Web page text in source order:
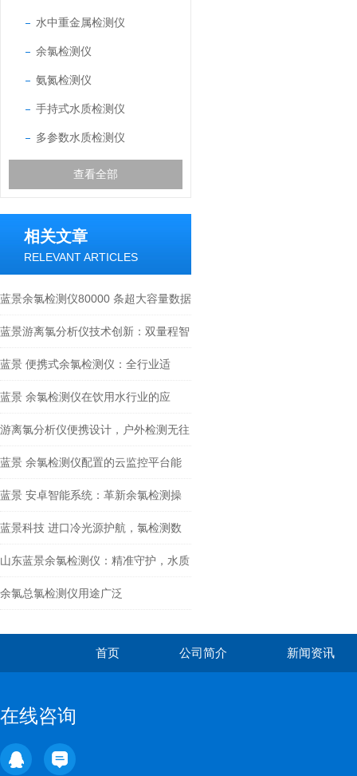
水中重金属检测仪
余氯检测仪
氨氮检测仪
手持式水质检测仪
多参数水质检测仪
查看全部
相关文章
RELEVANT ARTICLES
蓝景余氯检测仪80000 条超大容量数据
存储，多链路无线传输 + 云平台联动
蓝景游离氯分析仪技术创新：双量程智
能切换+冷光源技术
蓝景 便携式余氯检测仪：全行业适
配，余氯检测无-死-角
蓝景 余氯检测仪在饮用水行业的应
用：从水厂到家庭的安全屏障
游离氯分析仪便携设计，户外检测无往
不利
蓝景 余氯检测仪配置的云监控平台能
为用户带来哪些价值与便利？
蓝景 安卓智能系统：革新余氯检测操
作体验
蓝景科技 进口冷光源护航，氯检测数
据稳如泰山
山东蓝景余氯检测仪：精准守护，水质
无忧
余氯总氯检测仪用途广泛
首页 公司简介 新闻资讯
在线咨询